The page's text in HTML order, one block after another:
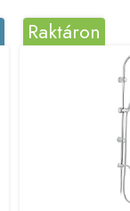
Raktáron